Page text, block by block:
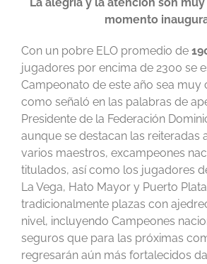
momento
Con un pobre ELO promedio de
jugadores por encima de 2300 se
Campeonato de este año sea muy
como señaló en las palabras de
Presidente de la Federación
aunque se destacan las reiteradas
varios maestros, excampeones
titulados, así como los jugadores
La Vega, Hato Mayor y Puerto
tradicionalmente plazas con
nivel, incluyendo Campeones
seguros que para las próximas
regresarán aún más fortalecidos